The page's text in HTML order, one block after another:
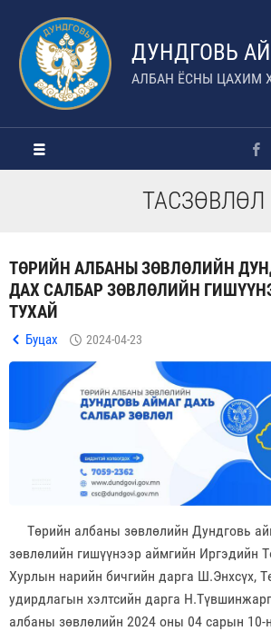
ДУНДГОВЬ
АЛБАН ЁСНЫ ЦАХИМ
ТАСЗӨВЛӨЛ
ТӨРИЙН АЛБАНЫ ЗӨВЛӨЛИЙН
ДАХ САЛБАР ЗӨВЛӨЛИЙН
ТУХАЙ
Буцах 2024-04-23
Төрийн албаны зөвлөлийн Дундговь
зөвлөлийн гишүүнээр аймгийн Иргэдийн
Хурлын нарийн бичгийн дарга Ш.Энхсүх,
удирдлагын хэлтсийн дарга
албаны зөвлөлийн 2024 оны 04 сарын